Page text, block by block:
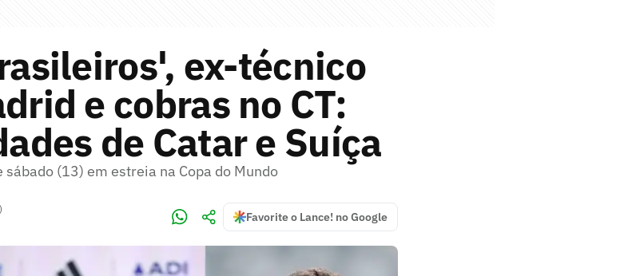
ex-técnico
e cobras no CT:
de Catar e Suíça
(13) em estreia na Copa do Mundo
Favorite o Lance! no Google